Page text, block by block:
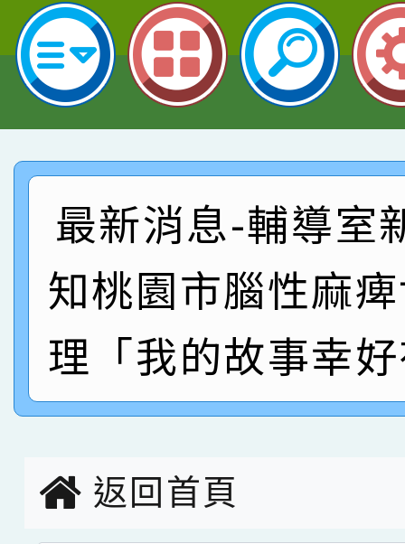
名 指導老師王老師、
園市英語競賽國小朗讀
指導老師林老師
賀！本校參加桃園市中
賽 劉文瑛教師榮獲教
臺灣台語-第二名
賀！本校參與2026世
市賽榮獲科學小創客佳
創客第三名。
賀！本校參加桃園市中
名
倩參加桃園市科展 國
名 指導老師王老師、
賀！本校四年二班張O
園市英語競賽國小朗讀
指導老師林老師
賀！本校參加桃園市中
賽 劉文瑛教師榮獲教
臺灣台語-第二名
賀！本校參與2026世
市賽榮獲科學小創客佳
最新消息-輔導室
知桃園市腦性麻
理「我的故事幸
返回首頁